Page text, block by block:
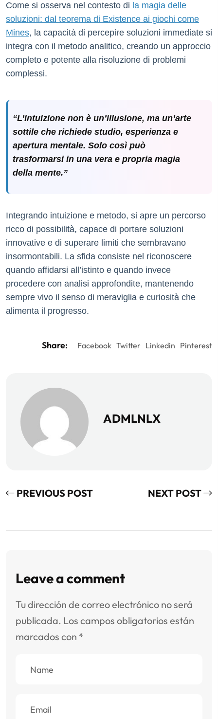
Come si osserva nel contesto di la magia delle
soluzioni: dal teorema di Existence ai giochi come
Mines, la capacità di percepire soluzioni immediate si
integra con il metodo analitico, creando un approccio
completo e potente alla risoluzione di problemi
complessi.
“L’intuizione non è un’illusione, ma un’arte
sottile che richiede studio, esperienza e
apertura mentale. Solo così può
trasformarsi in una vera e propria magia
della mente.”
Integrando intuizione e metodo, si apre un percorso
ricco di possibilità, capace di portare soluzioni
innovative e di superare limiti che sembravano
insormontabili. La sfida consiste nel riconoscere
quando affidarsi all’istinto e quando invece
procedere con analisi approfondite, mantenendo
sempre vivo il senso di meraviglia e curiosità che
alimenta il progresso.
Share: Facebook Twitter Linkedin Pinterest
ADMLNLX
PREVIOUS POST NEXT POST
Leave a comment
Tu dirección de correo electrónico no será
publicada. Los campos obligatorios están
marcados con *